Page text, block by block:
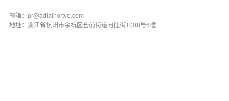
邮箱： pr@adlainortye.com
地址： 浙江省杭州市余杭区仓前街道向往街1008号6幢